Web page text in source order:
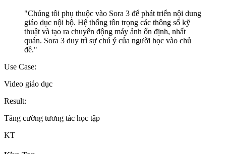
"Chúng tôi phụ thuộc vào Sora 3 để phát triển nội dung
giáo dục nội bộ. Hệ thống tôn trọng các thông số kỹ
thuật và tạo ra chuyển động máy ảnh ổn định, nhất
quán. Sora 3 duy trì sự chú ý của người học vào chủ
đề."
Use Case:
Video giáo dục
Result:
Tăng cường tương tác học tập
KT